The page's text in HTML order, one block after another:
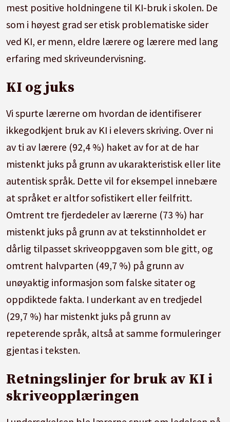
mest positive holdningene til KI-bruk i skolen. De
som i høyest grad ser etisk problematiske sider
ved KI, er menn, eldre lærere og lærere med lang
erfaring med skriveundervisning.
KI og juks
Vi spurte lærerne om hvordan de identifiserer
ikkegodkjent bruk av KI i elevers skriving. Over ni
av ti av lærere (92,4 %) haket av for at de har
mistenkt juks på grunn av ukarakteristisk eller lite
autentisk språk. Dette vil for eksempel innebære
at språket er altfor sofistikert eller feilfritt.
Omtrent tre fjerdedeler av lærerne (73 %) har
mistenkt juks på grunn av at tekstinnholdet er
dårlig tilpasset skriveoppgaven som ble gitt, og
omtrent halvparten (49,7 %) på grunn av
unøyaktig informasjon som falske sitater og
oppdiktede fakta. I underkant av en tredjedel
(29,7 %) har mistenkt juks på grunn av
repeterende språk, altså at samme formuleringer
gjentas i teksten.
Retningslinjer for bruk av KI i
skriveopplæringen